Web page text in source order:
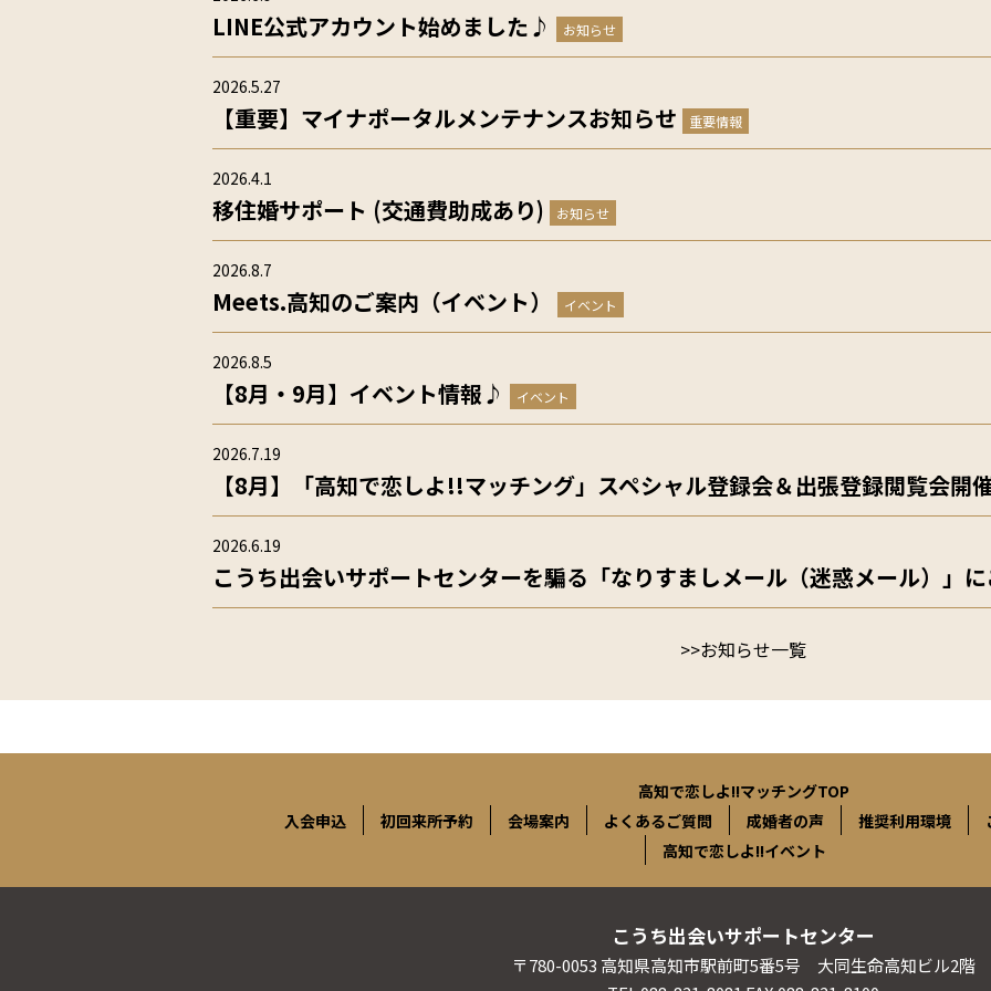
LINE公式アカウント始めました♪ お知らせ
2026.5.27
【重要】マイナポータルメンテナンスお知らせ 重要情報
2026.4.1
移住婚サポート (交通費助成あり) お知らせ
2026.8.7
Meets.高知のご案内（イベント） イベント
2026.8.5
【8月・9月】イベント情報♪ イベント
2026.7.19
【8月】「高知で恋しよ!!マッチング」スペシャル登録会＆出張登録閲覧会開
2026.6.19
こうち出会いサポートセンターを騙る「なりすましメール（迷惑メール）」に
>>お知らせ一覧
高知で恋しよ!!マッチングTOP
入会申込
初回来所予約 会場案内 よくあるご質問 成婚者の声 推奨利用環境
高知で恋しよ!!イベント
こうち出会いサポートセンター
〒780-0053 高知県高知市駅前町5番5号 大同生命高知ビル2階